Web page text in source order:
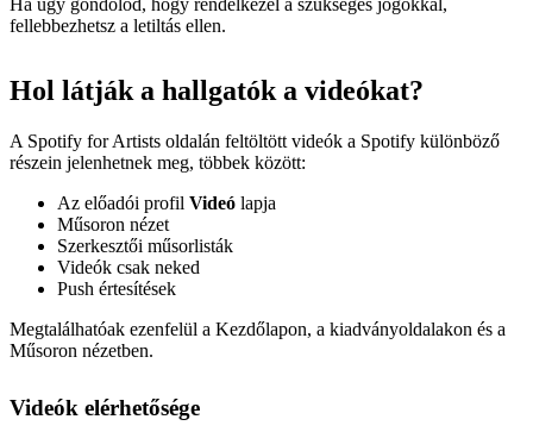
Ha úgy gondolod, hogy rendelkezel a szükséges jogokkal,
fellebbezhetsz a letiltás ellen.
Hol látják a hallgatók a videókat?
A Spotify for Artists oldalán feltöltött videók a Spotify különböző
részein jelenhetnek meg, többek között:
Az előadói profil Videó lapja
Műsoron nézet
Szerkesztői műsorlisták
Videók csak neked
Push értesítések
Megtalálhatóak ezenfelül a Kezdőlapon, a kiadványoldalakon és a
Műsoron nézetben.
Videók elérhetősége